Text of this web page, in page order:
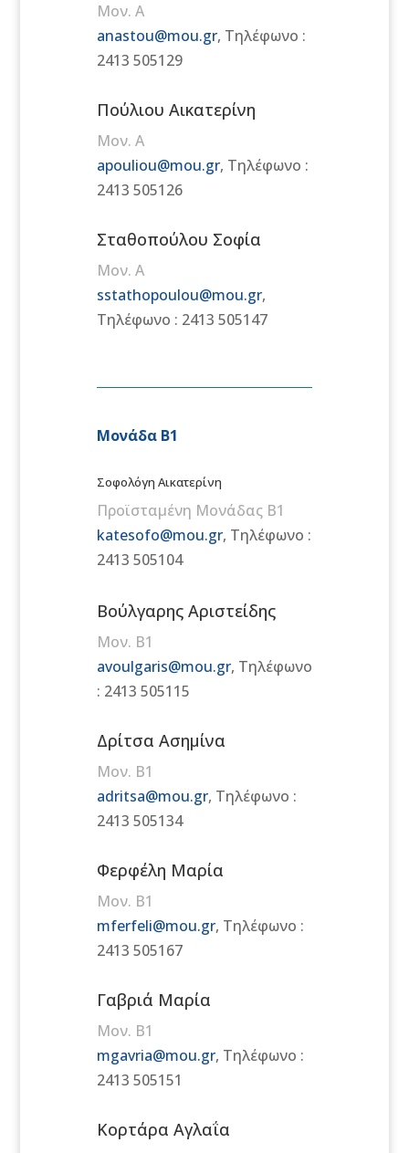
Μον. Α
anastou@mou.gr, Τηλέφωνο :
2413 505129
Πούλιου Αικατερίνη
Μον. Α
apouliou@mou.gr, Τηλέφωνο :
2413 505126
Σταθοπούλου Σοφία
Μον. A
sstathopoulou@mou.gr,
Τηλέφωνο : 2413 505147
Μονάδα Β1
Σοφολόγη Αικατερίνη
Προϊσταμένη Μονάδας Β1
katesofo@mou.gr, Τηλέφωνο :
2413 505104
Βούλγαρης Αριστείδης
Μον. Β1
avoulgaris@mou.gr, Τηλέφωνο
: 2413 505115
Δρίτσα Ασημίνα
Μον. Β1
adritsa@mou.gr, Τηλέφωνο :
2413 505134
Φερφέλη Μαρία
Μον. Β1
mferfeli@mou.gr, Τηλέφωνο :
2413 505167
Γαβριά Μαρία
Μον. Β1
mgavria@mou.gr, Τηλέφωνο :
2413 505151
Κορτάρα Αγλαΐα